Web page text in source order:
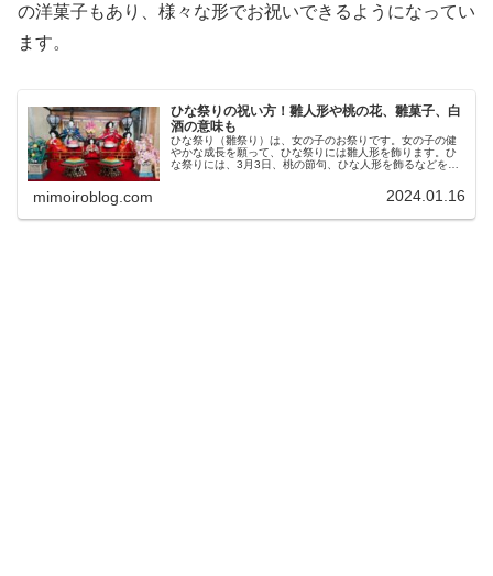
の洋菓子もあり、様々な形でお祝いできるようになってい
ます。
ひな祭りの祝い方！雛人形や桃の花、雛菓子、白
酒の意味も
ひな祭り（雛祭り）は、女の子のお祭りです。女の子の健
やかな成長を願って、ひな祭りには雛人形を飾ります。ひ
な祭りには、3月3日、桃の節句、ひな人形を飾るなどを思
mimoiroblog.com 2024.01.16